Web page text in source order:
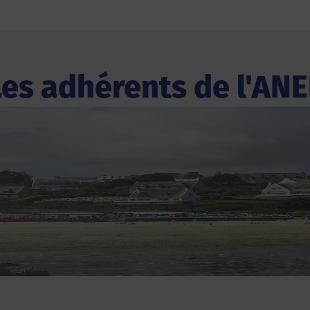
adhérents de